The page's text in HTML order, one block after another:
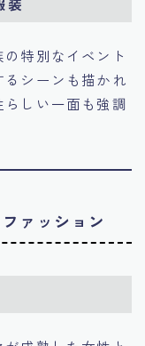
特別なイベント
シーンも描かれ
しい一面も強調
ァッション